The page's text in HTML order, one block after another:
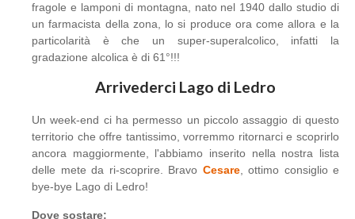
fragole e lamponi di montagna, nato nel 1940 dallo studio di
un farmacista della zona, lo si produce ora come allora e la
particolarità è che un super-superalcolico, infatti la
gradazione alcolica è di 61°!!!
Arrivederci Lago di Ledro
Un week-end ci ha permesso un piccolo assaggio di questo
territorio che offre tantissimo, vorremmo ritornarci e scoprirlo
ancora maggiormente, l'abbiamo inserito nella nostra lista
delle mete da ri-scoprire. Bravo Cesare, ottimo consiglio e
bye-bye Lago di Ledro!
Dove sostare: